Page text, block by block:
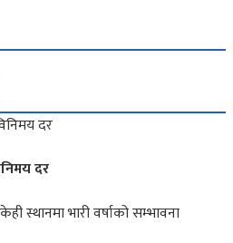
दर